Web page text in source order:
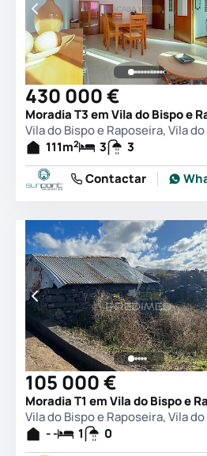
430 000 €
Vila do Bispo e Raposeira, Vila
111m2 3
3
Contactar
105 000 €
Vila do Bispo e Raposeira, Vila
- -
1
0